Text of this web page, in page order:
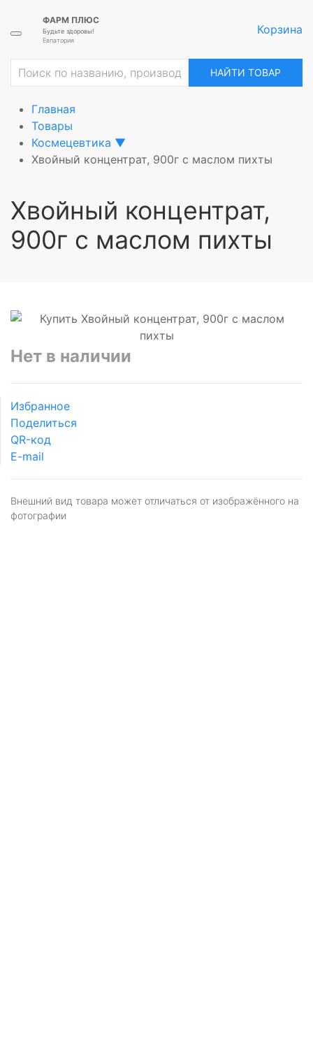
ФАРМ ПЛЮС
Будьте здоровы!
Евпатория
Корзина
НАЙТИ ТОВАР
Главная
Товары
Космецевтика ▼
Хвойный концентрат, 900г с маслом пихты
Хвойный концентрат,
900г с маслом пихты
Нет в наличии
Избранное
Поделиться
QR-код
E-mail
Внешний вид товара может отличаться от изображённого на
фотографии